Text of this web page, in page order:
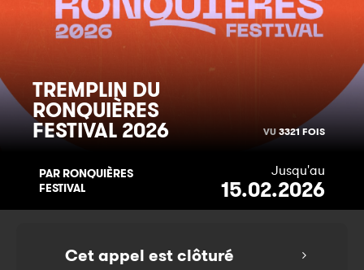
TREMPLIN DU
RONQUIÈRES
FESTIVAL 2026 VU 3321 FOIS
PAR RONQUIÈRES
FESTIVAL
Jusqu'au
15.02.2026
Cet appel est clôturé